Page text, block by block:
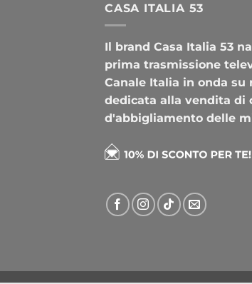
CASA ITALIA 53
Il brand Casa Italia 53
prima trasmissione
Canale Italia in onda su
dedicata alla vendita di
d'abbigliamento delle